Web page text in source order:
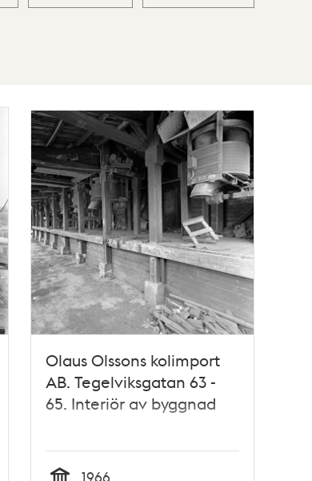
Olaus Olssons kolimport
AB. Tegelviksgatan 63 -
65. Interiör av byggnad
1966